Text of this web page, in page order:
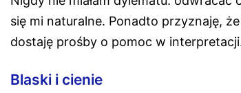
się mi naturalne. Ponadto przyznaję,
dostaję prośby o pomoc w
Blaski i cienie